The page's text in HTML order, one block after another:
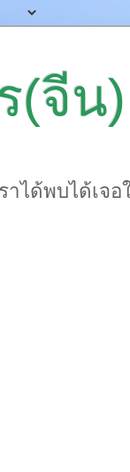
(จีน)
าได้พบได้เจ